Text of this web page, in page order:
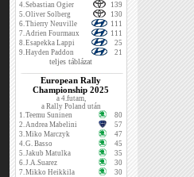
4.Sebastian Ogier
139
5.Oliver Solberg
130
6.Thierry Neuville
111
7.Adrien Fourmaux
111
8.Esapekka Lappi
25
9.Hayden Paddon 21
teljes táblázat
European Rally
Championship 2025
a 4.futam,
a Rally Poland után
1.Teemu Suninen
80
2.Andrea Mabelini
57
3.Miko Marczyk
47
4.G. Basso
45
5.Jakub Matulka
35
6.J.A.Suarez
30
7.Mikko Heikkila
30